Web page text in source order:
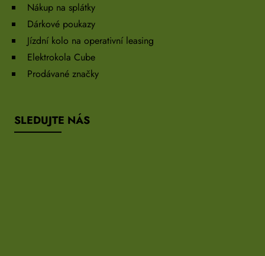
Nákup na splátky
Dárkové poukazy
Jízdní kolo na operativní leasing
Elektrokola Cube
Prodávané značky
SLEDUJTE NÁS